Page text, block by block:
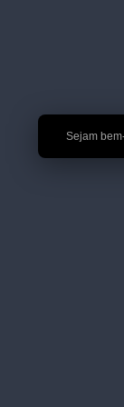
🎉 Sejam